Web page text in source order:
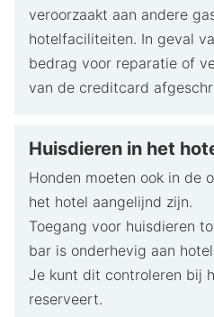
veroorzaakt aan andere
hotelfaciliteiten. In geval
bedrag voor reparatie of
van de creditcard
Huisdieren in het
Honden moeten ook in de
het hotel aangelijnd zijn.
Toegang voor huisdieren
bar is onderhevig aan
Je kunt dit controleren bij
reserveert.